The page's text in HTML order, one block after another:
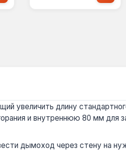
длину
и внутреннюю 80 мм для
дымоход через стену на